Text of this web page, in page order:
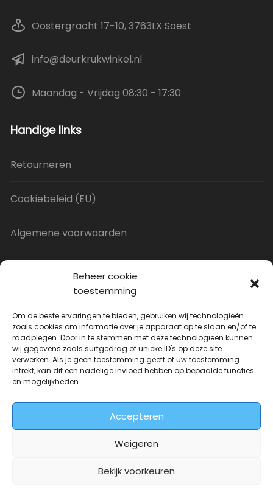
Beheer cookie
toestemming
Om de beste ervaringen te bieden, gebruiken wij technologieën
zoals cookies om informatie over je apparaat op te slaan en/of te
raadplegen. Door in te stemmen met deze technologieën kunnen
wij gegevens zoals surfgedrag of unieke ID's op deze site
verwerken. Als je geen toestemming geeft of uw toestemming
intrekt, kan dit een nadelige invloed hebben op bepaalde functies
en mogelijkheden.
Accepteren
Weigeren
Bekijk voorkeuren
Oostergracht 17-10, 3763LX Soest
info@deurkrukwinkel.nl
Maandag - Vrijdag 08:30 - 17:30
Handige links
Retourneren
Cookiebeleid (EU)
Algemene voorwaarden
Uitverkoop
JNF Deurklink gebogen 16mm
prijs
was:
prijs
is:
Deurkrukwinkel.nl is onderdeel van